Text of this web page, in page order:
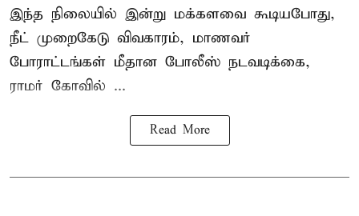
இந்த நிலையில் இன்று மக்களவை கூடியபோது,
நீட் முறைகேடு விவகாரம், மாணவர்
போராட்டங்கள் மீதான போலீஸ் நடவடிக்கை,
ராமர் கோவில் ...
Read More